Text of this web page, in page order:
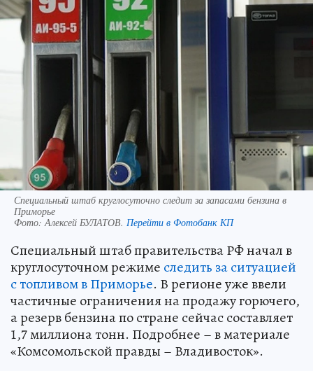
Специальный штаб круглосуточно следит за запасами бензина в
Приморье
Фото: Алексей БУЛАТОВ. Перейти в Фотобанк КП
Специальный штаб правительства РФ начал в
круглосуточном режиме следить за ситуацией
с топливом в Приморье. В регионе уже ввели
частичные ограничения на продажу горючего,
а резерв бензина по стране сейчас составляет
1,7 миллиона тонн. Подробнее – в материале
«Комсомольской правды – Владивосток».